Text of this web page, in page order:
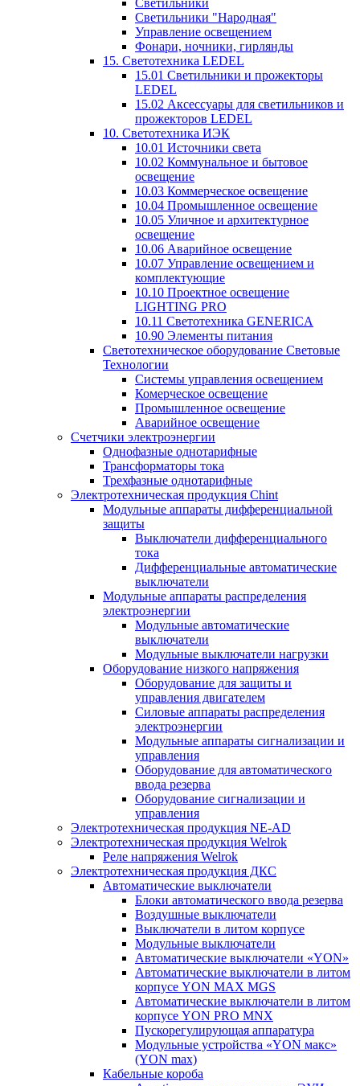
Светильники
Светильники "Народная"
Управление освещением
Фонари, ночники, гирлянды
15. Светотехника LEDEL
15.01 Светильники и прожекторы
LEDEL
15.02 Аксессуары для светильников и
прожекторов LEDEL
10. Светотехника ИЭК
10.01 Источники света
10.02 Коммунальное и бытовое
освещение
10.03 Коммерческое освещение
10.04 Промышленное освещение
10.05 Уличное и архитектурное
освещение
10.06 Аварийное освещение
10.07 Управление освещением и
комплектующие
10.10 Проектное освещение
LIGHTING PRO
10.11 Светотехника GENERICA
10.90 Элементы питания
Светотехническое оборудование Световые
Технологии
Системы управления освещением
Комерческое освещение
Промышленное освещение
Аварийное освещение
Счетчики электроэнергии
Однофазные однотарифные
Трансформаторы тока
Трехфазные однотарифные
Электротехническая продукция Chint
Модульные аппараты дифференциальной
защиты
Выключатели дифференциального
тока
Дифференциальные автоматические
выключатели
Модульные аппараты распределения
электроэнергии
Модульные автоматические
выключатели
Модульные выключатели нагрузки
Оборудование низкого напряжения
Оборудование для защиты и
управления двигателем
Силовые аппараты распределения
электроэнергии
Модульные аппараты сигнализации и
управления
Оборудование для автоматического
ввода резерва
Оборудование сигнализации и
управления
Электротехническая продукция NE-AD
Электротехническая продукция Welrok
Реле напряжения Welrok
Электротехническая продукция ДКС
Автоматические выключатели
Блоки автоматического ввода резерва
Воздушные выключатели
Выключатели в литом корпусе
Модульные выключатели
Автоматические выключатели «YON»
Автоматические выключатели в литом
корпусе YON MAX MGS
Автоматические выключатели в литом
корпусе YON PRO MNX
Пускорегулирующая аппаратура
Модульные устройства «YON макс»
(YON max)
Кабельные короба